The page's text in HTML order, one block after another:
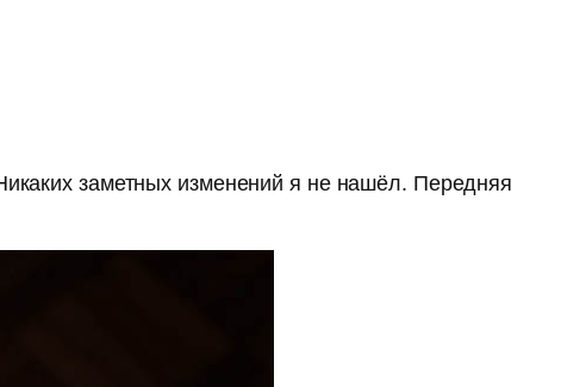
заметных изменений я не нашёл. Передняя